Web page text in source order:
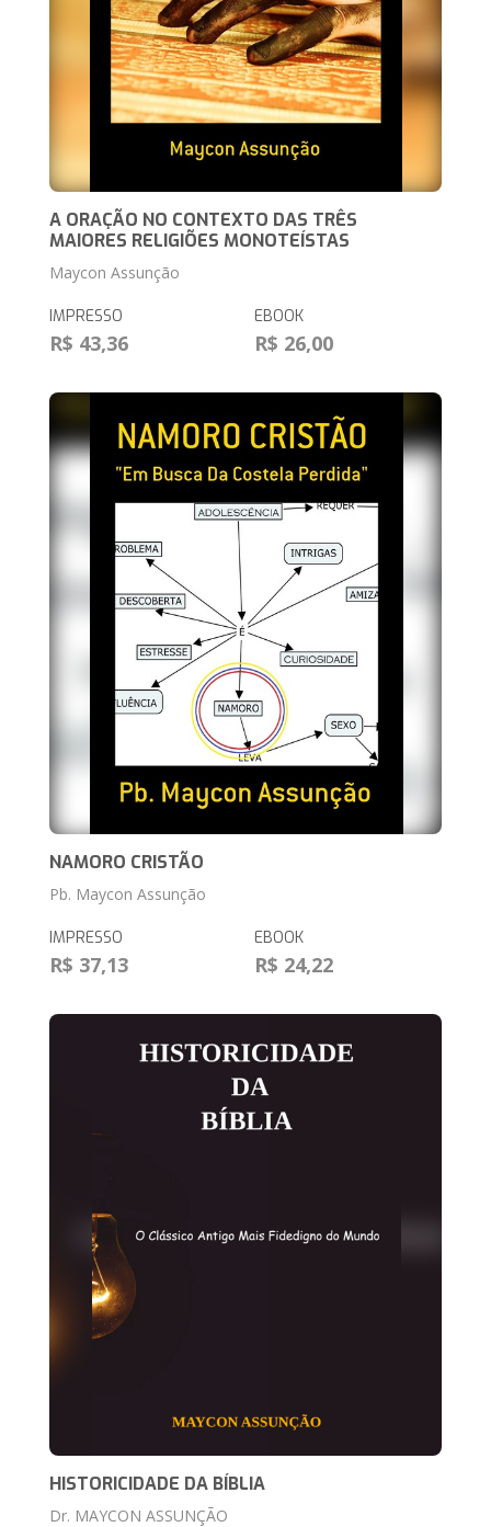
A ORAÇÃO NO CONTEXTO DAS TRÊS
MAIORES RELIGIÕES MONOTEÍSTAS
Maycon Assunção
IMPRESSO
R$ 43,36
EBOOK
R$ 26,00
NAMORO CRISTÃO
Pb. Maycon Assunção
IMPRESSO
R$ 37,13
EBOOK
R$ 24,22
HISTORICIDADE DA BÍBLIA
Dr. MAYCON ASSUNÇÃO